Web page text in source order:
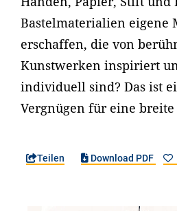
Bastelmaterialien eigene
erschaffen, die von
Kunstwerken inspiriert
individuell sind? Das ist
Vergnügen für eine
Teilen Download PDF